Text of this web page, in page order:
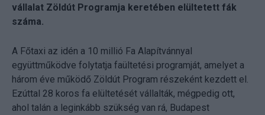
vállalat Zöldút Programja keretében elültetett fák
száma.
A Főtaxi az idén a 10 millió Fa Alapítvánnyal
együttműködve folytatja faültetési programját, amelyet a
három éve működő Zöldút Program részeként kezdett el.
Ezúttal 28 koros fa elültetését vállalták, mégpedig ott,
ahol talán a leginkább szükség van rá, Budapest